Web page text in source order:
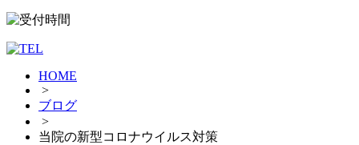
HOME
>
ブログ
>
当院の新型コロナウイルス対策